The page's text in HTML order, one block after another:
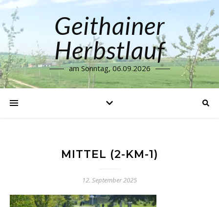
Geithainer
Herbstlauf
am Sonntag, 06.09.2026
MITTEL (2-KM-1)
12. September 2025